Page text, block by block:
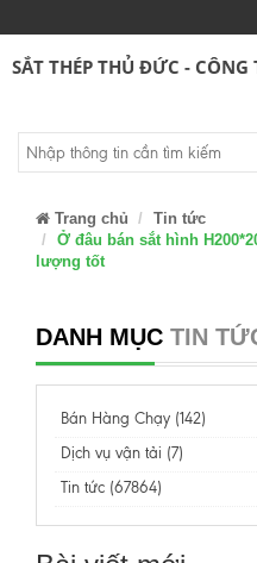
SẮT THÉP THỦ ĐỨC - CÔNG
Trang chủ
Tin tức
Ở đâu bán sắt hình
lượng tốt
DANH MỤC TIN
Bán Hàng Chạy (142)
Dịch vụ vận tải (7)
Tin tức (67864)